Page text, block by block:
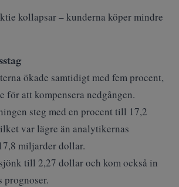
kollapsar – kunderna köper mindre
ökade samtidigt med fem procent,
för att kompensera nedgången.
steg med en procent till 17,2
var lägre än analytikernas
miljarder dollar.
till 2,27 dollar och kom också in
prognoser.